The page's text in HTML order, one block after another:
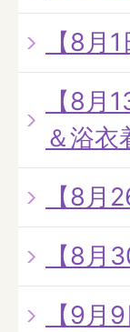
【8月
【8月
＆浴衣
【8月
【8月
【9月